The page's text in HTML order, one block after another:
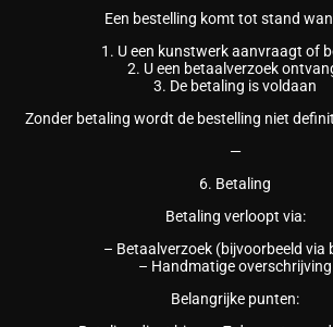
Een bestelling komt tot stand
1. U een kunstwerk aanvraagt of
2. U een betaalverzoek
3. De betaling is voldaan
Zonder betaling wordt de bestelling niet
—
6. Betaling
Betaling verloopt via:
– Betaalverzoek (bijvoorbeeld via
– Handmatige overschrijving
Belangrijke punten: